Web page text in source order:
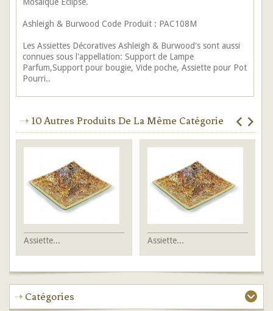
Ashleigh & Burwood Code Produit : PAC108M
Les Assiettes Décoratives Ashleigh & Burwood's sont aussi
connues sous l'appellation: Support de Lampe
Parfum,Support pour bougie, Vide poche, Assiette pour Pot
Pourri..
10 Autres Produits De La Même Catégorie
Assiette... Assiette...
Catégories